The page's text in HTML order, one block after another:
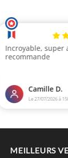
MEILLEURS